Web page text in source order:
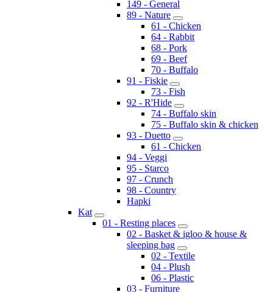
149 - General
89 - Nature
61 - Chicken
64 - Rabbit
68 - Pork
69 - Beef
70 - Buffalo
91 - Fiskie
73 - Fish
92 - R'Hide
74 - Buffalo skin
75 - Buffalo skin & chicken
93 - Duetto
61 - Chicken
94 - Veggi
95 - Starco
97 - Crunch
98 - Country
Hapki
Kat
01 - Resting places
02 - Basket & igloo & house &
sleeping bag
02 - Textile
04 - Plush
06 - Plastic
03 - Furniture